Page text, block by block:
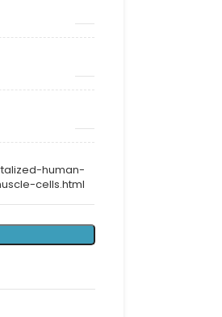
human-
cells.html